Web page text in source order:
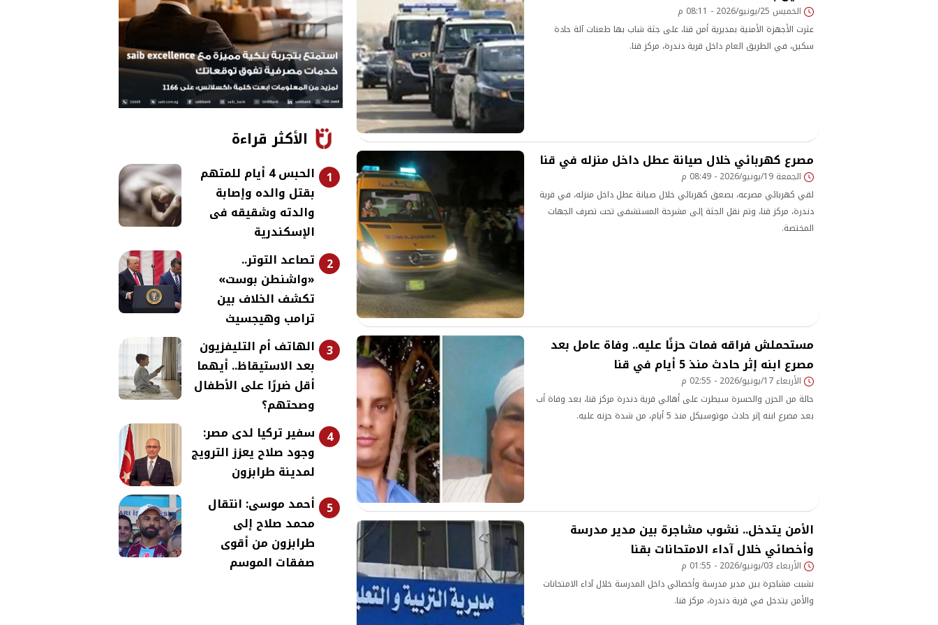
الخميس 25/يونيو/2026 - 08:11 م
عثرت الأجهزة الأمنية بمديرية أمن قنا، على جثة شاب بها طعنات آلة حادة
سكين، في الطريق العام داخل قرية دندرة، مركز قنا.
مصرع كهربائي خلال صيانة عطل داخل منزله في قنا
الجمعة 19/يونيو/2026 - 08:49 م
لقي كهربائي مصرعه، بصعق كهربائي خلال صيانة عطل داخل منزله، في قرية
دندرة، مركز قنا، وتم نقل الجثة إلى مشرحة المستشفى تحت تصرف الجهات
المختصة.
مستحملش فراقه فمات حزنًا عليه.. وفاة عامل بعد
مصرع ابنه إثر حادث منذ 5 أيام في قنا
الأربعاء 17/يونيو/2026 - 02:55 م
حالة من الحزن والحسرة سيطرت على أهالي قرية دندرة مركز قنا، بعد وفاة أب
بعد مصرع ابنه إثر حادث موتوسيكل منذ 5 أيام، من شدة حزنه عليه.
الأمن يتدخل.. نشوب مشاجرة بين مدير مدرسة
وأخصائي خلال آداء الامتحانات بقنا
الأربعاء 03/يونيو/2026 - 01:55 م
نشبت مشاجرة بين مدير مدرسة وأخصائي داخل المدرسة خلال آداء الامتحانات
والأمن يتدخل في قرية دندرة، مركز قنا.
الأكثر قراءة
1
الحبس 4 أيام للمتهم
بقتل والده وإصابة
والدته وشقيقه فى
الإسكندرية
2
تصاعد التوتر..
«واشنطن بوست»
تكشف الخلاف بين
ترامب وهيجسيث
3 الهاتف أم التليفزيون
بعد الاستيقاظ.. أيهما
أقل ضررًا على الأطفال
وصحتهم؟
4
سفير تركيا لدى مصر:
وجود صلاح يعزز الترويج
لمدينة طرابزون
5
أحمد موسى: انتقال
محمد صلاح إلى
طرابزون من أقوى
صفقات الموسم